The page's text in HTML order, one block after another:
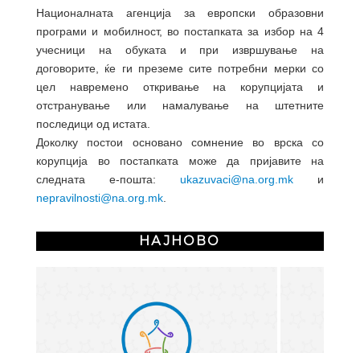
Националната агенција за европски образовни
програми и мобилност, во постапката за избор на 4
учесници на обуката
и при извршување на
договорите, ќе ги преземе сите потребни мерки со
цел навремено откривање на корупцијата и
отстранување или намалување на штетните
последици од истата.
Доколку постои основано сомнение во врска со
корупција во постапката може да пријавите на
следната е-пошта: ukazuvaci@na.org.mk и
nepravilnosti@na.org.mk
НАЈНОВО